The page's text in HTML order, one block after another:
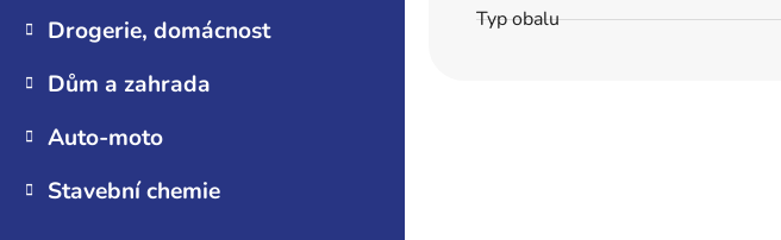
Drogerie, domácnost
Dům a zahrada
Auto-moto
Stavební chemie
Typ obalu